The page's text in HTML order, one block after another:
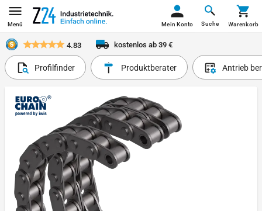
Menü Suche
Mein Konto Warenkorb
4.83 kostenlos ab 39 €
Profilfinder Produktberater Antrieb